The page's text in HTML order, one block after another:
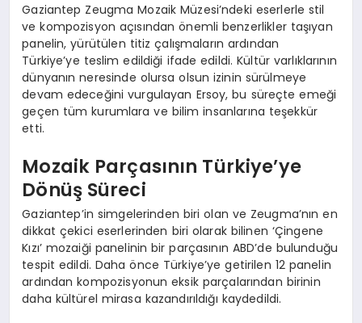
Gaziantep Zeugma Mozaik Müzesi’ndeki eserlerle stil
ve kompozisyon açısından önemli benzerlikler taşıyan
panelin, yürütülen titiz çalışmaların ardından
Türkiye’ye teslim edildiği ifade edildi. Kültür varlıklarının
dünyanın neresinde olursa olsun izinin sürülmeye
devam edeceğini vurgulayan Ersoy, bu süreçte emeği
geçen tüm kurumlara ve bilim insanlarına teşekkür
etti.
Mozaik Parçasının Türkiye’ye
Dönüş Süreci
Gaziantep’in simgelerinden biri olan ve Zeugma’nın en
dikkat çekici eserlerinden biri olarak bilinen ‘Çingene
Kızı’ mozaiği panelinin bir parçasının ABD’de bulunduğu
tespit edildi. Daha önce Türkiye’ye getirilen 12 panelin
ardından kompozisyonun eksik parçalarından birinin
daha kültürel mirasa kazandırıldığı kaydedildi.